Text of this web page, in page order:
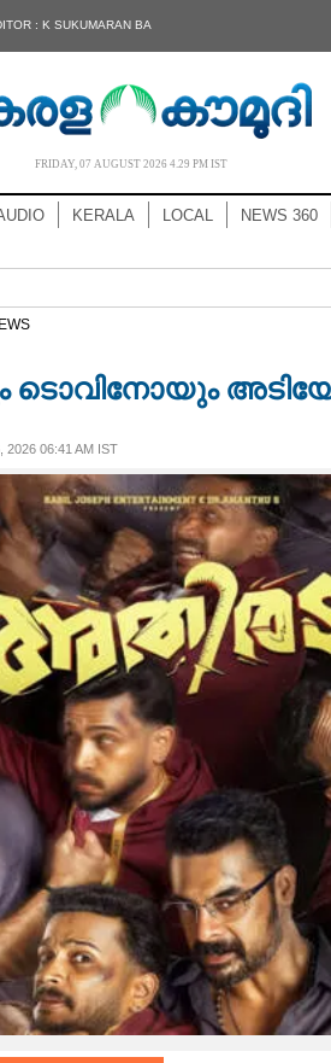
: K SUKUMARAN BA
FRIDAY, 07 AUGUST 2026 4.29 PM IST
KERALA LOCAL NEWS 360
2026 06:41 AM IST